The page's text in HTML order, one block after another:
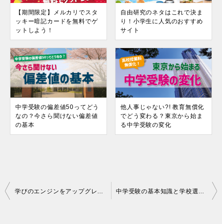
【期間限定】メルカリでスタ
ッキー暗記カードを無料でゲ
ットしよう！
自由研究のネタはこれで決ま
り！小学生に人気のおすすめ
サイト
中学受験の偏差値50ってどう
なの？今さら聞けない偏差値
の基本
他人事じゃない?! 教育無償化
でどう変わる？東京から始ま
る中学受験の変化
投
稿
学びのエンジンをアップグレード！STEAM学習ことはじめ。 中学受験の基本知識と学校選び〜私立・公立・国立どれにする？